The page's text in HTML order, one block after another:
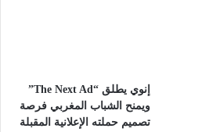
إنوي يطلق “The Next Ad”
ويمنح الشباب المغربي فرصة
تصميم حملته الإعلانية المقبلة